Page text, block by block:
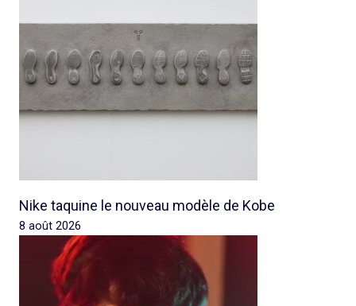
Nike taquine le nouveau modèle de Kobe
8 août 2026